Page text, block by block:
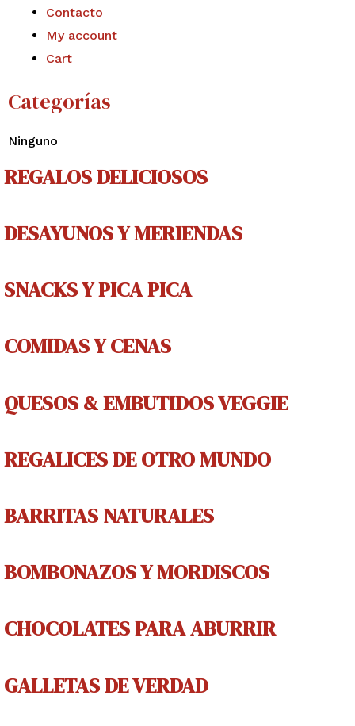
Contacto
My account
Cart
Categorías
Ninguno
REGALOS DELICIOSOS
DESAYUNOS Y MERIENDAS
SNACKS Y PICA PICA
COMIDAS Y CENAS
QUESOS & EMBUTIDOS VEGGIE
REGALICESDE OTRO MUNDO
BARRITAS NATURALES
BOMBONAZOS Y MORDISCOS
CHOCOLATES PARA ABURRIR
GALLETAS DE VERDAD